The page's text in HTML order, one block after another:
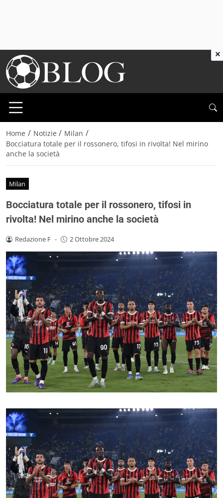
Home / Notizie / Milan /
Bocciatura totale per il rossonero, tifosi in rivolta! Nel mirino
anche la società
Milan
Bocciatura totale per il rossonero, tifosi in
rivolta! Nel mirino anche la società
Redazione F - 2 Ottobre 2024
×